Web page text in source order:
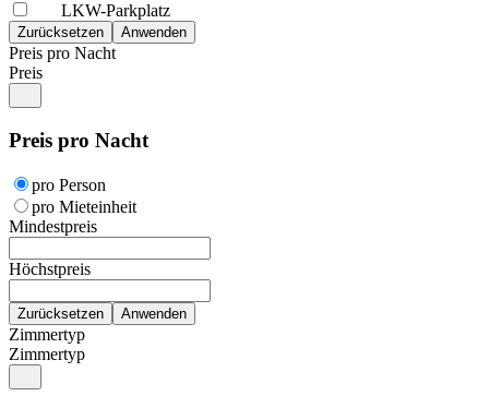
LKW-Parkplatz
Preis pro Nacht
Preis
Preis pro Nacht
pro Person
pro Mieteinheit
Mindestpreis
Höchstpreis
Zimmertyp
Zimmertyp